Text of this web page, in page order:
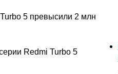
5 превысили 2 млн
Redmi Turbo 5